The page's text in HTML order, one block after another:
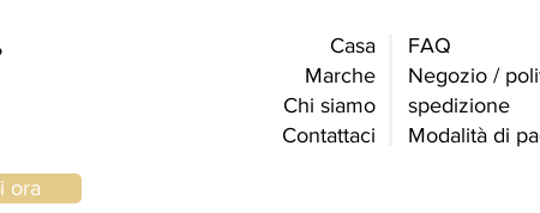
ora
FAQ
Negozio /
spedizione
Modalità di
Casa
Marche
Chi siamo
Contattaci